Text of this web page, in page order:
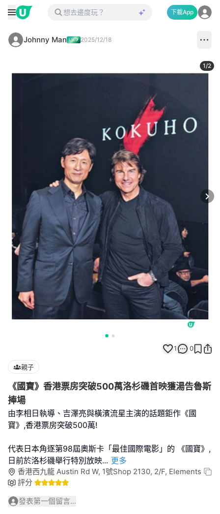
下載App
Johnny Man 2025/12/18
1/2
1 0
親子
《國寶》香港票房突破500萬洛杉磯首映獲湯告魯斯
捧場
由李相日執導、吉澤亮與橫濱流星主演的話題鉅作《國
寶》,香港票房突破500萬!
代表日本角逐第98屆奧斯卡「最佳國際電影」的 《國寶》,
日前於洛杉磯舉行特別放映... 更多
香港西九龍 Austin Rd W, 1號Shop 2130, 2/F, Elements
評分
發表第一個留言...